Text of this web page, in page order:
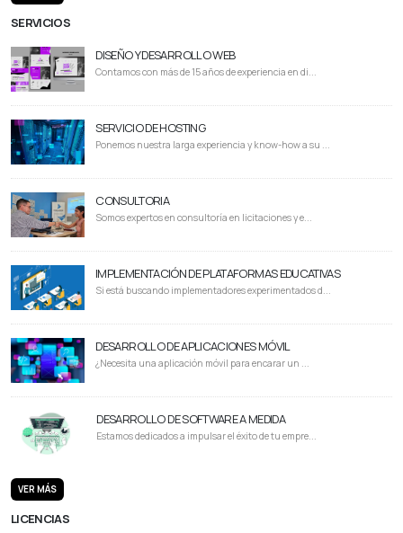
SERVICIOS
DISEÑO Y DESARROLLO WEB
Contamos con más de 15 años de experiencia en di...
SERVICIO DE HOSTING
Ponemos nuestra larga experiencia y know-how a su ...
CONSULTORIA
Somos expertos en consultoría en licitaciones y e...
IMPLEMENTACIÓN DE PLATAFORMAS EDUCATIVAS
Si está buscando implementadores experimentados d...
DESARROLLO DE APLICACIONES MÓVIL
¿Necesita una aplicación móvil para encarar un ...
DESARROLLO DE SOFTWARE A MEDIDA
Estamos dedicados a impulsar el éxito de tu empre...
VER MÁS
LICENCIAS